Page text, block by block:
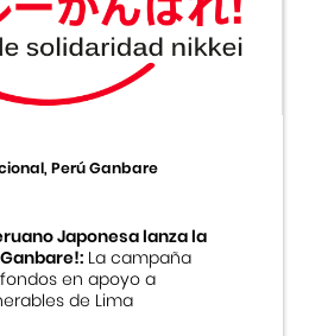
Japonés
Japonesa
Perú Ganbare
Japonesa lanza la
La campaña
en apoyo a
de Lima